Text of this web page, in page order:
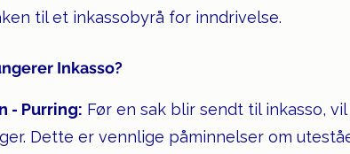
til et inkassobyrå for inndrivelse.
Inkasso?
- Purring: Før en sak blir sendt til inkasso,
Dette er vennlige påminnelser om